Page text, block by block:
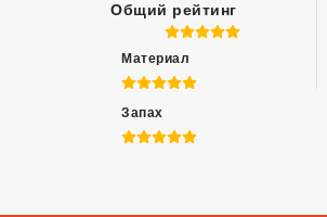
Общий рейтинг
5 из 5
Материал
5 из 5
Запах
5 из 5